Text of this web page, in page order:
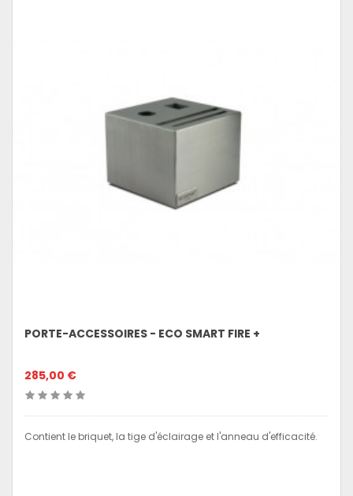
PORTE-ACCESSOIRES - ECO SMART FIRE +
285,00 €
Contient le briquet, la tige d'éclairage et l'anneau d'efficacité.